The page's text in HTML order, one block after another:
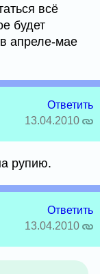
всё
будет
апреле-мае
Ответить
13.04.2010
рупию.
Ответить
13.04.2010